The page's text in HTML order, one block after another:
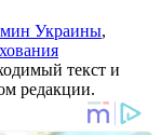
Украины,
текст и
редакции.